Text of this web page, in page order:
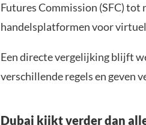
Futures Commission (SFC)
handelsplatformen voor
Een directe vergelijking blijft
verschillende regels en geven
Dubai kijkt verder dan